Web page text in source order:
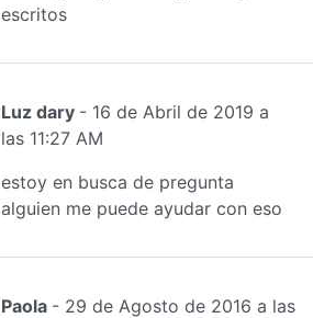
escritos
Luz dary - 16 de Abril de 2019 a
las 11:27 AM
estoy en busca de pregunta
alguien me puede ayudar con eso
Paola - 29 de Agosto de 2016 a las